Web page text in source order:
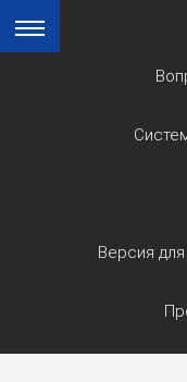
Версия